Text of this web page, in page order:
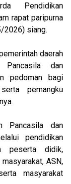
Pendidikan
rapat paripurna
2026) siang.
daerah
Pancasila dan
pedoman bagi
pemangku
Pancasila dan
pendidikan
peserta didik,
ASN,
masyarakat